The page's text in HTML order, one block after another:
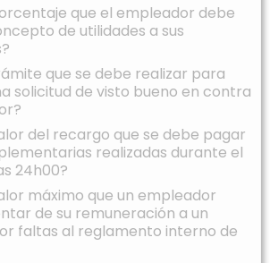
que el empleador debe
de utilidades a sus
que se debe realizar para
solicitud de visto bueno en contra
del recargo que se debe pagar
realizadas durante el
24h00?
máximo que un empleador
de su remuneración a un
faltas al reglamento interno de